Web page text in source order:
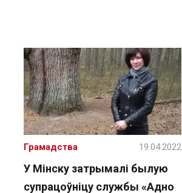
У Мінску затрымалі былую
супрацоўніцу службы «Адно
Грамадства 19.04.2022